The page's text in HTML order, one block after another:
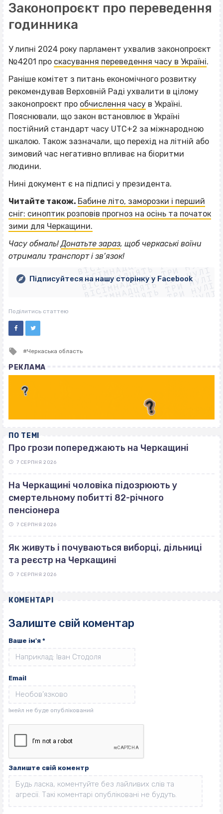
Законопроєкт про переведення
годинника
У липні 2024 року парламент ухвалив законопроєкт
№4201 про скасування переведення часу в Україні.
Раніше комітет з питань економічного розвитку
рекомендував Верховній Раді ухвалити в цілому
законопроєкт про обчислення часу в Україні.
Пояснювали, що закон встановлює в Україні
постійний стандарт часу UTC+2 за міжнародною
шкалою. Також зазначали, що перехід на літній або
зимовий час негативно впливає на біоритми
людини.
Нині документ є на підписі у президента.
Читайте також. Бабине літо, заморозки і перший
сніг: синоптик розповів прогноз на осінь та початок
зими для Черкащини.
Часу обмаль! Донатьте зараз, щоб черкаські воїни
отримали транспорт і зв’язок!ВІСІМНАДЦЯТЬ ТРИ НУЛІ
ВІСІМНАДЦЯТЬ ТРИ НУЛІ
ВІСІМНАДЦЯТЬ ТРИ НУЛІ
ВІСІМНАДЦЯТЬ ТРИ НУЛІ
ВІСІМНАДЦЯТЬ ТРИ НУЛІ
ВІСІМНАДЦЯТЬ ТРИ НУЛІ
ВІСІМНАДЦЯТЬ ТРИ НУЛІ
ВІСІМНАДЦЯТЬ ТРИ НУЛІ
Підписуйтеся на нашу сторінку у Facebook
Поділитись статтею
Tagged
Черкаська область
РЕКЛАМА
ПО ТЕМІ
Про грози попереджають на Черкащині
7 СЕРПНЯ 2026
На Черкащині чоловіка підозрюють у
смертельному побитті 82-річного
пенсіонера
7 СЕРПНЯ 2026
Як живуть і почуваються виборці, дільниці
та реєстр на Черкащині
7 СЕРПНЯ 2026
КОМЕНТАРІ
Залиште свій коментар
Ваше ім'я *
Email
Залиште свій коментр